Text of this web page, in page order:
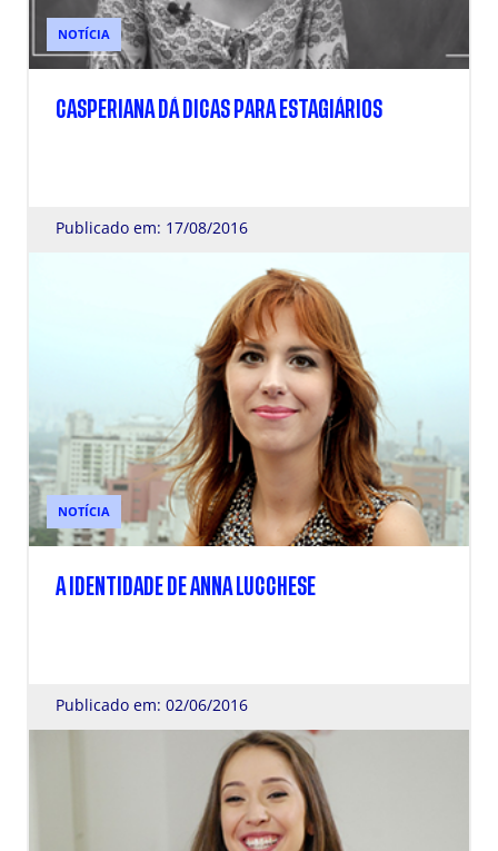
NOTÍCIA
CASPERIANA DÁ DICAS PARA ESTAGIÁRIOS
Publicado em: 17/08/2016
NOTÍCIA
A IDENTIDADE DE ANNA LUCCHESE
Publicado em: 02/06/2016